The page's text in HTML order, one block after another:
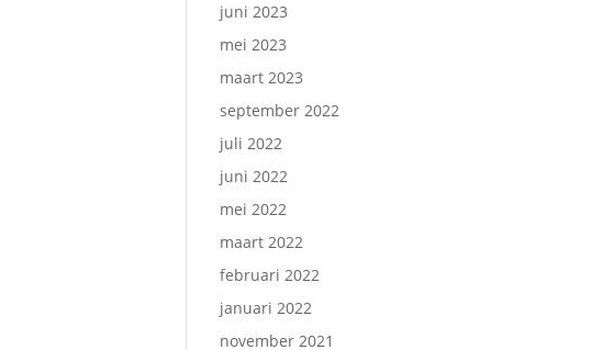
juni 2023
mei 2023
maart 2023
september 2022
juli 2022
juni 2022
mei 2022
maart 2022
februari 2022
januari 2022
november 2021